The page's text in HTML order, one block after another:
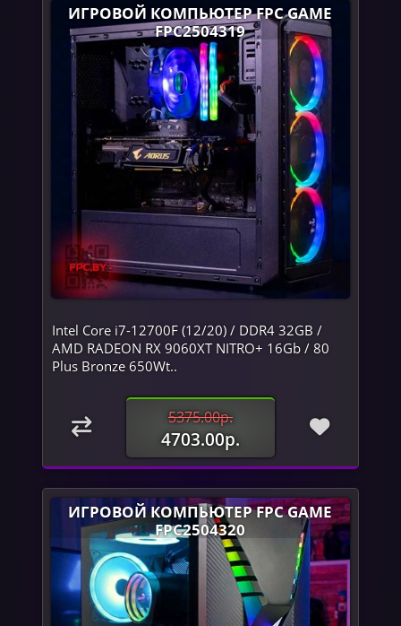
ИГРОВОЙ КОМПЬЮТЕР FPC GAME
FPC2504319
Intel Core i7-12700F (12/20) / DDR4 32GB /
AMD RADEON RX 9060XT NITRO+ 16Gb / 80
Plus Bronze 650Wt..
5375.00р.
4703.00р.
ИГРОВОЙ КОМПЬЮТЕР FPC GAME
FPC2504320